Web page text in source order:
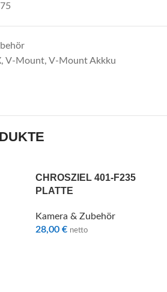
, V-Mount, V-Mount Akkku
CHROSZIEL 401-F235
PLATTE
Kamera & Zubehör
28,00 € netto